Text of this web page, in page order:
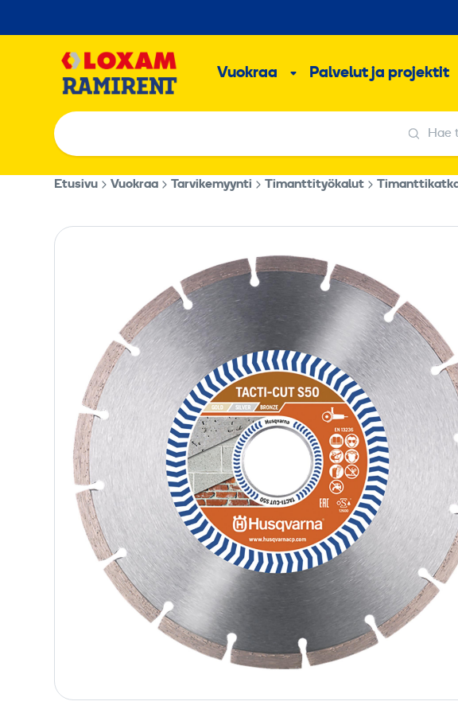
sisältöön
Vuokraa Alavalikko
Palvelut ja projektit
Hae
Hae
Etusivu Vuokraa Tarvikemyynti Timanttityökalut